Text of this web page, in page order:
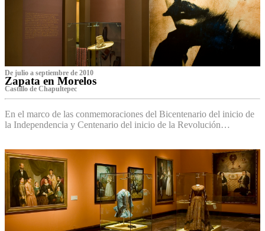
De julio a septiembre de 2010
Zapata en Morelos
Castillo de Chapultepec
En el marco de las conmemoraciones del Bicentenario del inicio de
la Independencia y Centenario del inicio de la Revolución…